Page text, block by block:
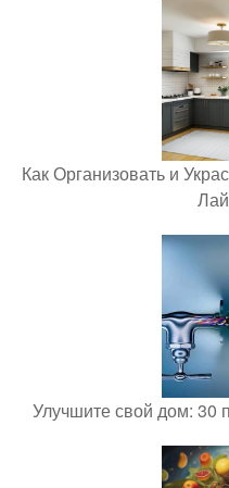
Как Организовать и
Улучшите свой дом: 30